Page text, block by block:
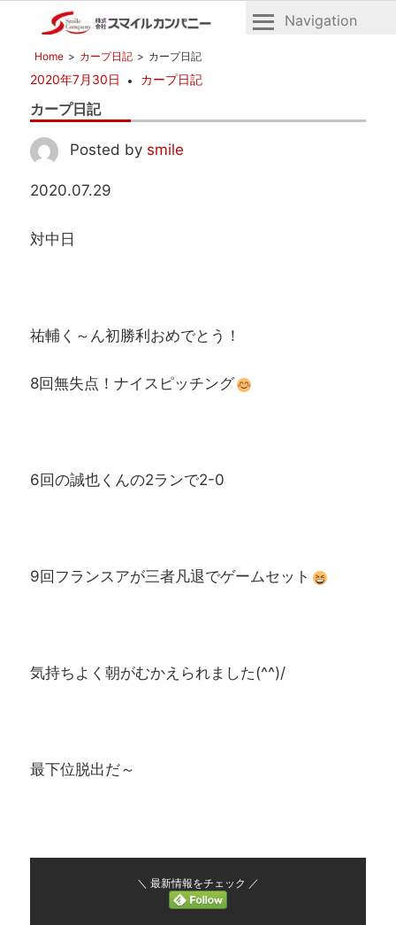
株
式
会
社
ス
マ
イ
カ
ー
島
の
動
産
Navigation
Home カープ日記 カープ日記
2020年7月30日 カープ日記
カープ日記
Posted by smile
2020.07.29
対中日
祐輔く～ん初勝利おめでとう！
8回無失点！ナイスピッチング
6回の誠也くんの2ランで2-0
9回フランスアが三者凡退でゲームセット
気持ちよく朝がむかえられました(^^)/
最下位脱出だ～
＼ 最新情報をチェック ／